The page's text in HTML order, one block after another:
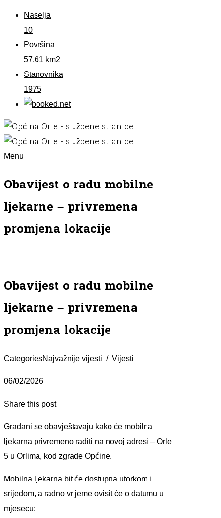
Naselja
10
Površina
57.61 km2
Stanovnika
1975
Menu
Obavijest o radu mobilne
ljekarne – privremena
promjena lokacije
Obavijest o radu mobilne
ljekarne – privremena
promjena lokacije
CategoriesNajvažnije vijesti / Vijesti
06/02/2026
Share this post
Građani se obavještavaju kako će mobilna
ljekarna privremeno raditi na novoj adresi – Orle
5 u Orlima, kod zgrade Općine.
Mobilna ljekarna bit će dostupna utorkom i
srijedom, a radno vrijeme ovisit će o datumu u
mjesecu: